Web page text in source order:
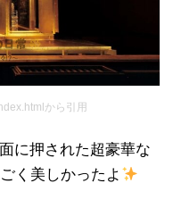
から引用
に押された超豪華な
く美しかったよ